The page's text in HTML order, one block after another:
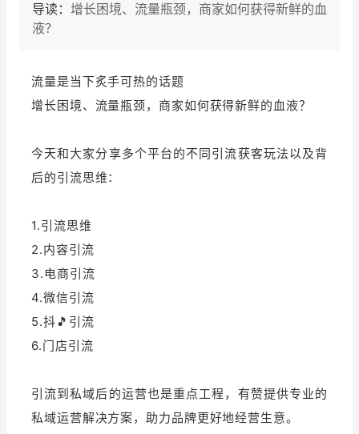
导读： 增长困境、流量瓶颈，商家如何获得新鲜的血
液？
流量是当下炙手可热的话题
增长困境、流量瓶颈，商家如何获得新鲜的血液？
今天和大家分享多个平台的不同引流获客玩法以及背
后的引流思维：
1.引流思维
2.内容引流
3.电商引流
4.微信引流
5.抖🎵引流
6.门店引流
引流到私域后的运营也是重点工程， 有赞提供专业的
私域运营解决方案，助力品牌更好地经营生意。